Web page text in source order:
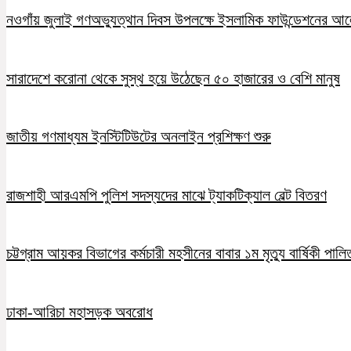
নওগাঁয় জুলাই গণঅভ্যুত্থান দিবস উপলক্ষে ইসলামিক ফাউন্ডেশনের
সারাদেশে করোনা থেকে সুস্থ হয়ে উঠেছেন ৫০ হাজারের ও বেশি মানুষ
জাতীয় গণমাধ্যম ইনস্টিটিউটের অনলাইন প্রশিক্ষণ শুরু
রাজশাহী আরএমপি পুলিশ সদস্যদের মাঝে ট্যাকটিক্যাল বেল্ট বিতরণ
চট্টগ্রাম আয়কর বিভাগের কর্মচারী মহসীনের বাবার ১ম মৃত্যু বার্ষিকী
ঢাকা-আরিচা মহাসড়ক অবরোধ